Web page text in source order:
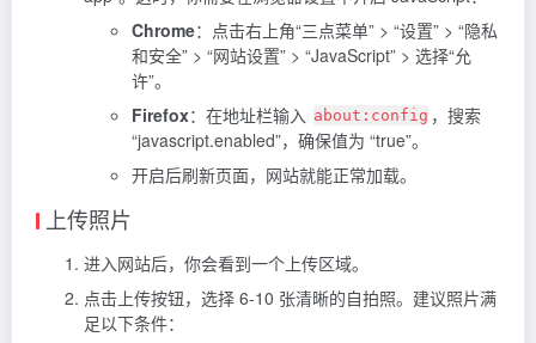
Chrome：点击右上角“三点菜单” > “设置” > “隐私
和安全” > “网站设置” > “JavaScript” > 选择“允
许”。
Firefox：在地址栏输入 about:config ，搜索
“javascript.enabled”，确保值为 “true”。
开启后刷新页面，网站就能正常加载。
上传照片
进入网站后，你会看到一个上传区域。
点击上传按钮，选择 6-10 张清晰的自拍照。建议照片满
足以下条件：